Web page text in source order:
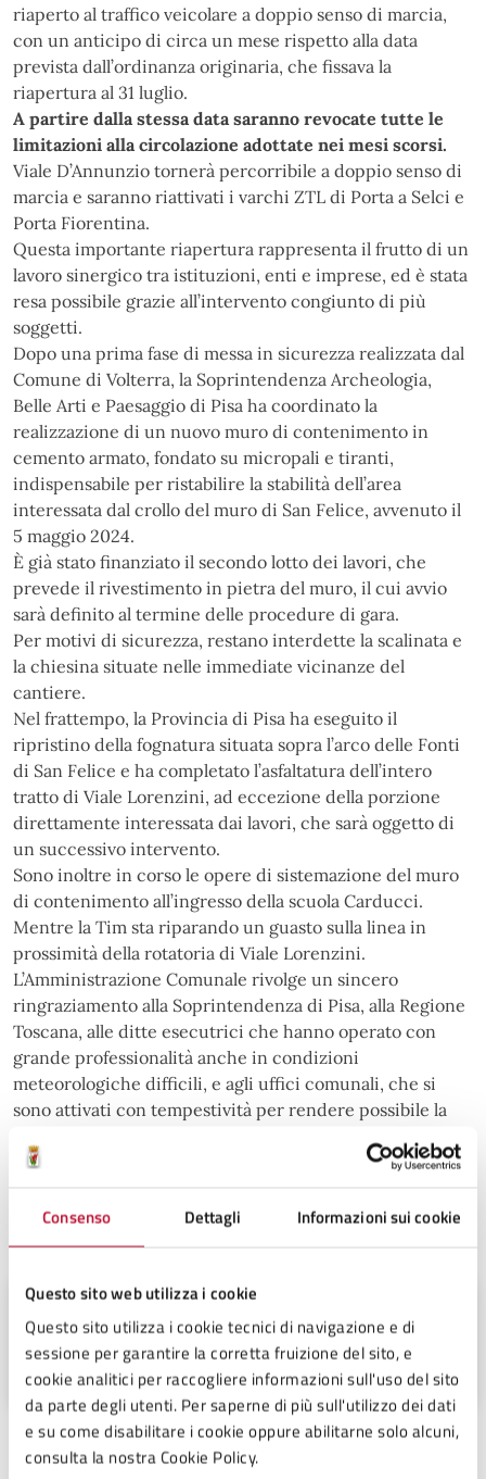
Consenso Dettagli Informazioni sui cookie
Questo sito web utilizza i cookie
Questo sito utilizza i cookie tecnici di navigazione e di
sessione per garantire la corretta fruizione del sito, e
cookie analitici per raccogliere informazioni sull'uso del sito
da parte degli utenti. Per saperne di più sull'utilizzo dei dati
e su come disabilitare i cookie oppure abilitarne solo alcuni,
consulta la nostra Cookie Policy.
riaperto al traffico veicolare a doppio senso di marcia,
con un anticipo di circa un mese rispetto alla data
prevista dall’ordinanza originaria, che fissava la
riapertura al 31 luglio.
A partire dalla stessa data saranno revocate tutte le
limitazioni alla circolazione adottate nei mesi scorsi.
Viale D’Annunzio tornerà percorribile a doppio senso di
marcia e saranno riattivati i varchi ZTL di Porta a Selci e
Porta Fiorentina.
Questa importante riapertura rappresenta il frutto di un
lavoro sinergico tra istituzioni, enti e imprese, ed è stata
resa possibile grazie all’intervento congiunto di più
soggetti.
Dopo una prima fase di messa in sicurezza realizzata dal
Comune di Volterra, la Soprintendenza Archeologia,
Belle Arti e Paesaggio di Pisa ha coordinato la
realizzazione di un nuovo muro di contenimento in
cemento armato, fondato su micropali e tiranti,
indispensabile per ristabilire la stabilità dell’area
interessata dal crollo del muro di San Felice, avvenuto il
5 maggio 2024.
È già stato finanziato il secondo lotto dei lavori, che
prevede il rivestimento in pietra del muro, il cui avvio
sarà definito al termine delle procedure di gara.
Per motivi di sicurezza, restano interdette la scalinata e
la chiesina situate nelle immediate vicinanze del
cantiere.
Nel frattempo, la Provincia di Pisa ha eseguito il
ripristino della fognatura situata sopra l’arco delle Fonti
di San Felice e ha completato l’asfaltatura dell’intero
tratto di Viale Lorenzini, ad eccezione della porzione
direttamente interessata dai lavori, che sarà oggetto di
un successivo intervento.
Sono inoltre in corso le opere di sistemazione del muro
di contenimento all’ingresso della scuola Carducci.
Mentre la Tim sta riparando un guasto sulla linea in
prossimità della rotatoria di Viale Lorenzini.
L’Amministrazione Comunale rivolge un sincero
ringraziamento alla Soprintendenza di Pisa, alla Regione
Toscana, alle ditte esecutrici che hanno operato con
grande professionalità anche in condizioni
meteorologiche difficili, e agli uffici comunali, che si
sono attivati con tempestività per rendere possibile la
comunicazione ufficiale da parte della Soprintendenza.
A cura di
Sindaco
Palazzo dei Priori n°1, 56048